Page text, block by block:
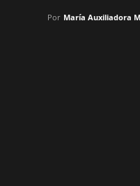
Por María Auxiliadora